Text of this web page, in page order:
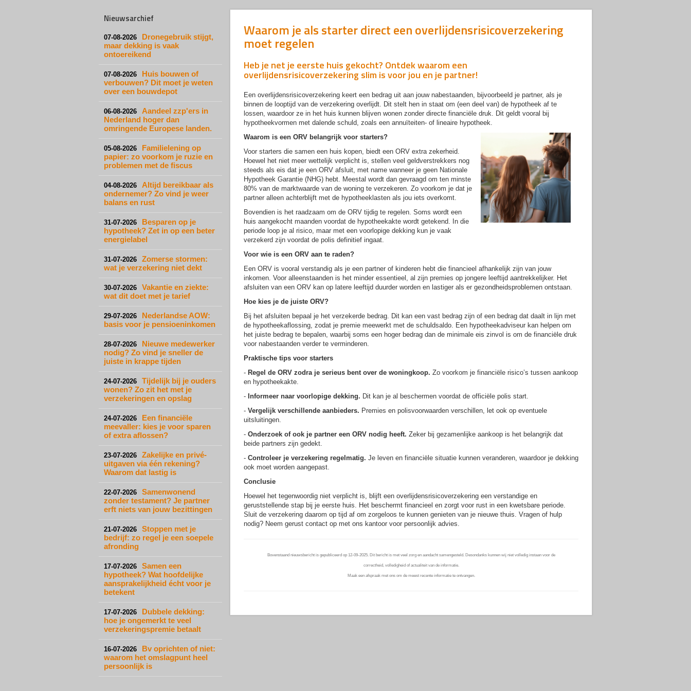
Nieuwsarchief
07-08-2026
Dronegebruik stijgt,
maar dekking is vaak
ontoereikend
07-08-2026
Huis bouwen of
verbouwen? Dit moet je weten
over een bouwdepot
06-08-2026
Aandeel zzp'ers in
Nederland hoger dan
omringende Europese landen.
05-08-2026
Familielening op
papier: zo voorkom je ruzie en
problemen met de fiscus
04-08-2026
Altijd bereikbaar als
ondernemer? Zo vind je weer
balans en rust
31-07-2026
Besparen op je
hypotheek? Zet in op een beter
energielabel
31-07-2026
Zomerse stormen:
wat je verzekering niet dekt
30-07-2026
Vakantie en ziekte:
wat dit doet met je tarief
29-07-2026
Nederlandse AOW:
basis voor je pensioeninkomen
28-07-2026
Nieuwe medewerker
nodig? Zo vind je sneller de
juiste in krappe tijden
24-07-2026
Tijdelijk bij je ouders
wonen? Zo zit het met je
verzekeringen en opslag
24-07-2026
Een financiële
meevaller: kies je voor sparen
of extra aflossen?
23-07-2026
Zakelijke en privé-
uitgaven via één rekening?
Waarom dat lastig is
22-07-2026
Samenwonend
zonder testament? Je partner
erft niets van jouw bezittingen
21-07-2026
Stoppen met je
bedrijf: zo regel je een soepele
afronding
17-07-2026
Samen een
hypotheek? Wat hoofdelijke
aansprakelijkheid écht voor je
betekent
17-07-2026
Dubbele dekking:
hoe je ongemerkt te veel
verzekeringspremie betaalt
16-07-2026
Bv oprichten of niet:
waarom het omslagpunt heel
persoonlijk is
Waarom je als starter direct een overlijdensrisicoverzekering
moet regelen
Heb je net je eerste huis gekocht? Ontdek waarom een
overlijdensrisicoverzekering slim is voor jou en je partner!
Een overlijdensrisicoverzekering keert een bedrag uit aan jouw nabestaanden, bijvoorbeeld je partner, als je
binnen de looptijd van de verzekering overlijdt. Dit stelt hen in staat om (een deel van) de hypotheek af te
lossen, waardoor ze in het huis kunnen blijven wonen zonder directe financiële druk. Dit geldt vooral bij
hypotheekvormen met dalende schuld, zoals een annuïteiten- of lineaire hypotheek.
Waarom is een ORV belangrijk voor starters?
Voor starters die samen een huis kopen, biedt een ORV extra zekerheid.
Hoewel het niet meer wettelijk verplicht is, stellen veel geldverstrekkers nog
steeds als eis dat je een ORV afsluit, met name wanneer je geen Nationale
Hypotheek Garantie (NHG) hebt. Meestal wordt dan gevraagd om ten minste
80% van de marktwaarde van de woning te verzekeren. Zo voorkom je dat je
partner alleen achterblijft met de hypotheeklasten als jou iets overkomt.
Bovendien is het raadzaam om de ORV tijdig te regelen. Soms wordt een
huis aangekocht maanden voordat de hypotheekakte wordt getekend. In die
periode loop je al risico, maar met een voorlopige dekking kun je vaak
verzekerd zijn voordat de polis definitief ingaat.
Voor wie is een ORV aan te raden?
Een ORV is vooral verstandig als je een partner of kinderen hebt die financieel afhankelijk zijn van jouw
inkomen. Voor alleenstaanden is het minder essentieel, al zijn premies op jongere leeftijd aantrekkelijker. Het
afsluiten van een ORV kan op latere leeftijd duurder worden en lastiger als er gezondheidsproblemen ontstaan.
Hoe kies je de juiste ORV?
Bij het afsluiten bepaal je het verzekerde bedrag. Dit kan een vast bedrag zijn of een bedrag dat daalt in lijn met
de hypotheekaflossing, zodat je premie meewerkt met de schuldsaldo. Een hypotheekadviseur kan helpen om
het juiste bedrag te bepalen, waarbij soms een hoger bedrag dan de minimale eis zinvol is om de financiële druk
voor nabestaanden verder te verminderen.
Praktische tips voor starters
- Regel de ORV zodra je serieus bent over de woningkoop. Zo voorkom je financiële risico’s tussen aankoop
en hypotheekakte.
- Informeer naar voorlopige dekking. Dit kan je al beschermen voordat de officiële polis start.
- Vergelijk verschillende aanbieders. Premies en polisvoorwaarden verschillen, let ook op eventuele
uitsluitingen.
- Onderzoek of ook je partner een ORV nodig heeft. Zeker bij gezamenlijke aankoop is het belangrijk dat
beide partners zijn gedekt.
- Controleer je verzekering regelmatig. Je leven en financiële situatie kunnen veranderen, waardoor je dekking
ook moet worden aangepast.
Conclusie
Hoewel het tegenwoordig niet verplicht is, blijft een overlijdensrisicoverzekering een verstandige en
geruststellende stap bij je eerste huis. Het beschermt financieel en zorgt voor rust in een kwetsbare periode.
Sluit de verzekering daarom op tijd af om zorgeloos te kunnen genieten van je nieuwe thuis. Vragen of hulp
nodig? Neem gerust contact op met ons kantoor voor persoonlijk advies.
Bovenstaand nieuwsbericht is gepubliceerd op 12-09-2025. Dit bericht is met veel zorg en aandacht samengesteld. Desondanks kunnen wij niet volledig instaan voor de
correctheid, volledigheid of actualiteit van de informatie.
Maak een afspraak met ons om de meest recente informatie te ontvangen.